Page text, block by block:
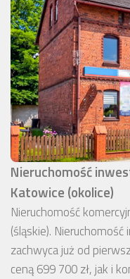
Nieruchomość
Katowice (okolice)
Nieruchomość
(śląskie).
zachwyca już od
ceną 699 700 zł, jak i